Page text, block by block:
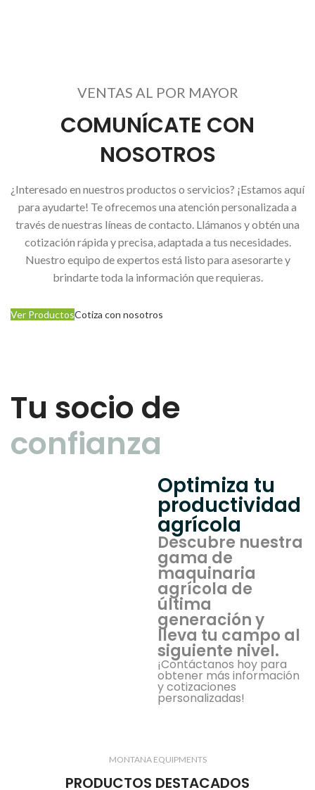
VENTAS AL POR MAYOR
COMUNÍCATE CON
NOSOTROS
¿Interesado en nuestros productos o servicios? ¡Estamos aquí
para ayudarte! Te ofrecemos una atención personalizada a
través de nuestras líneas de contacto. Llámanos y obtén una
cotización rápida y precisa, adaptada a tus necesidades.
Nuestro equipo de expertos está listo para asesorarte y
brindarte toda la información que requieras.
Ver ProductosCotiza con nosotros
Tu socio de
confianza
Optimiza tu
productividad
agrícola
Descubre nuestra
gama de
maquinaria
agrícola de
última
generación y
lleva tu campo al
siguiente nivel.
¡Contáctanos hoy para
obtener más información
y cotizaciones
personalizadas!
MONTANA EQUIPMENTS
PRODUCTOS DESTACADOS